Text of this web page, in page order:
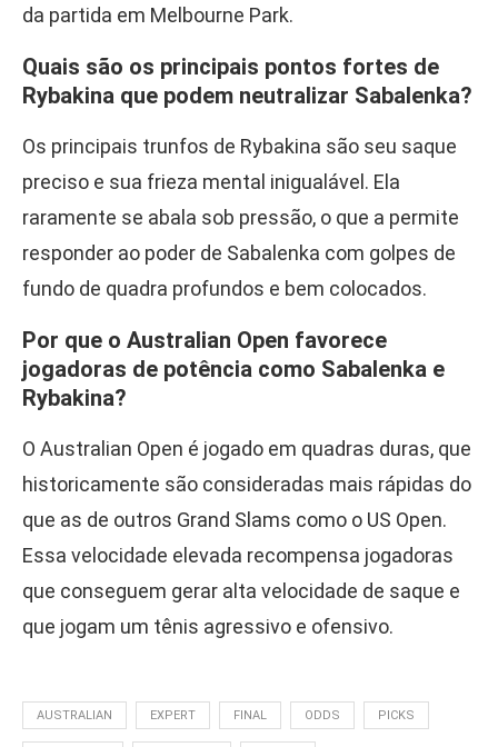
da partida em Melbourne Park.
Quais são os principais pontos fortes de
Rybakina que podem neutralizar Sabalenka?
Os principais trunfos de Rybakina são seu saque
preciso e sua frieza mental inigualável. Ela
raramente se abala sob pressão, o que a permite
responder ao poder de Sabalenka com golpes de
fundo de quadra profundos e bem colocados.
Por que o Australian Open favorece
jogadoras de potência como Sabalenka e
Rybakina?
O Australian Open é jogado em quadras duras, que
historicamente são consideradas mais rápidas do
que as de outros Grand Slams como o US Open.
Essa velocidade elevada recompensa jogadoras
que conseguem gerar alta velocidade de saque e
que jogam um tênis agressivo e ofensivo.
AUSTRALIAN EXPERT FINAL ODDS PICKS